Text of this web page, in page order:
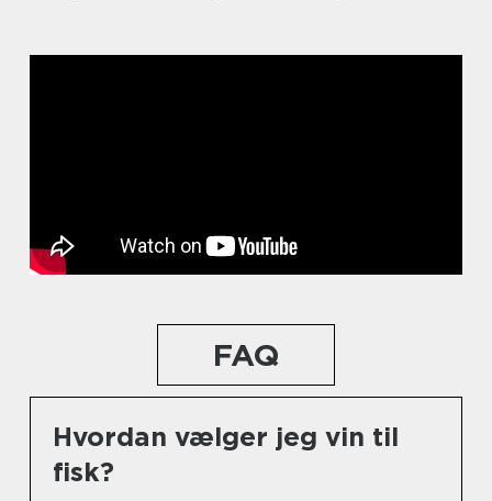
FAQ
Hvordan vælger jeg vin til
fisk?